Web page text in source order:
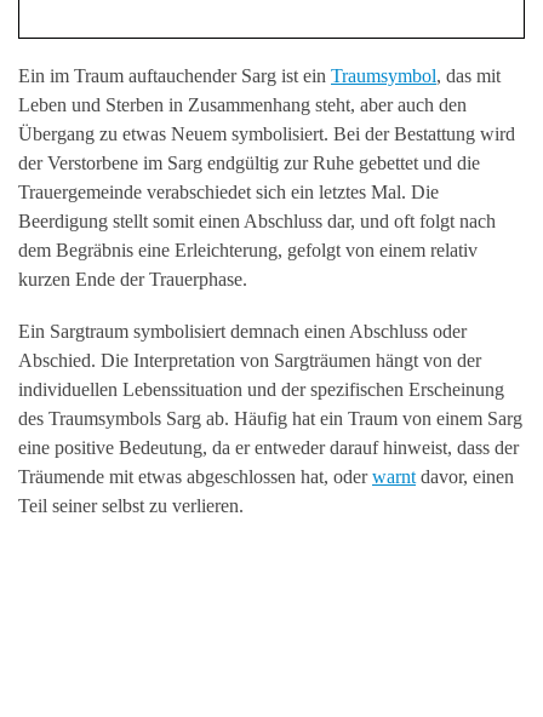
Ein im Traum auftauchender Sarg ist ein Traumsymbol, das mit
Leben und Sterben in Zusammenhang steht, aber auch den
Übergang zu etwas Neuem symbolisiert. Bei der Bestattung wird
der Verstorbene im Sarg endgültig zur Ruhe gebettet und die
Trauergemeinde verabschiedet sich ein letztes Mal. Die
Beerdigung stellt somit einen Abschluss dar, und oft folgt nach
dem Begräbnis eine Erleichterung, gefolgt von einem relativ
kurzen Ende der Trauerphase.
Ein Sargtraum symbolisiert demnach einen Abschluss oder
Abschied. Die Interpretation von Sargträumen hängt von der
individuellen Lebenssituation und der spezifischen Erscheinung
des Traumsymbols Sarg ab. Häufig hat ein Traum von einem Sarg
eine positive Bedeutung, da er entweder darauf hinweist, dass der
Träumende mit etwas abgeschlossen hat, oderwarntdavor, einen
Teil seiner selbst zu verlieren.